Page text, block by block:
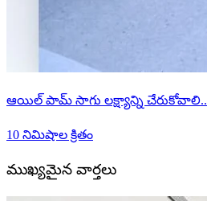
ఆయిల్ పామ్ సాగు లక్ష్యాన్ని చేరుకోవాలి..
10 నిమిషాల క్రితం
ముఖ్యమైన వార్తలు